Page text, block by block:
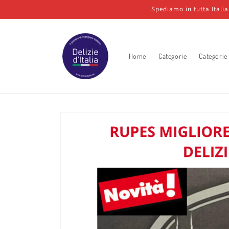
ai contenuti
Spediamo in tutta
Home Categorie Categorie